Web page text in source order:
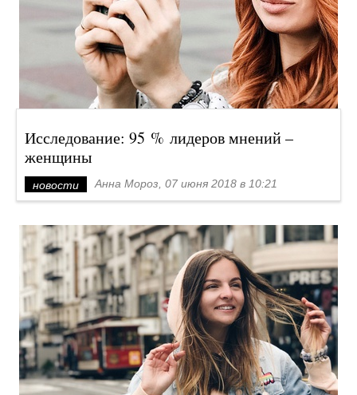
Исследование: 95 % лидеров мнений –
женщины
новости Анна Мороз, 07 июня 2018 в 10:21